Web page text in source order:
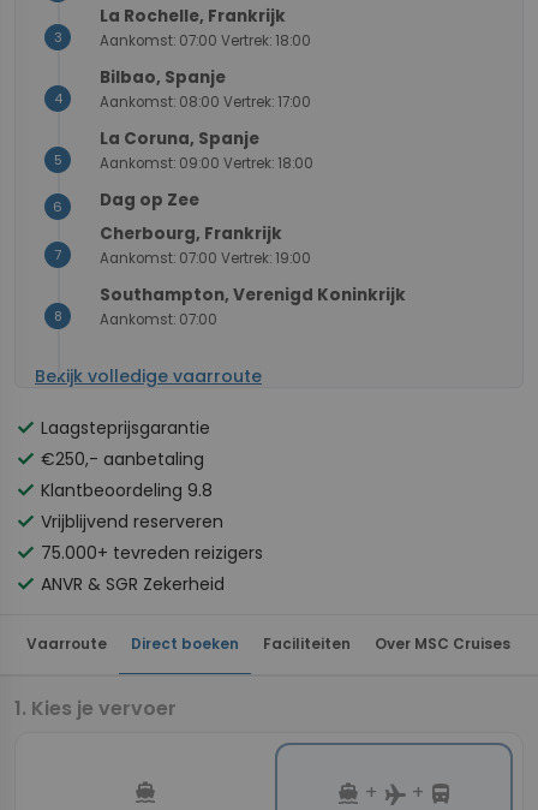
3
La Rochelle, Frankrijk
Aankomst: 07:00 Vertrek: 18:00
4
Bilbao, Spanje
Aankomst: 08:00 Vertrek: 17:00
5
La Coruna, Spanje
Aankomst: 09:00 Vertrek: 18:00
6 Dag op Zee
7
Cherbourg, Frankrijk
Aankomst: 07:00 Vertrek: 19:00
8
Southampton, Verenigd Koninkrijk
Aankomst: 07:00
Bekijk volledige vaarroute
check Laagsteprijsgarantie
check €250,- aanbetaling
check Klantbeoordeling 9.8
check Vrijblijvend reserveren
check 75.000+ tevreden reizigers
check ANVR & SGR Zekerheid
Vaarroute Direct boeken Faciliteiten Over MSC Cruises
Kies je vervoer
directions_boat directions_boat + flight + directions_bus